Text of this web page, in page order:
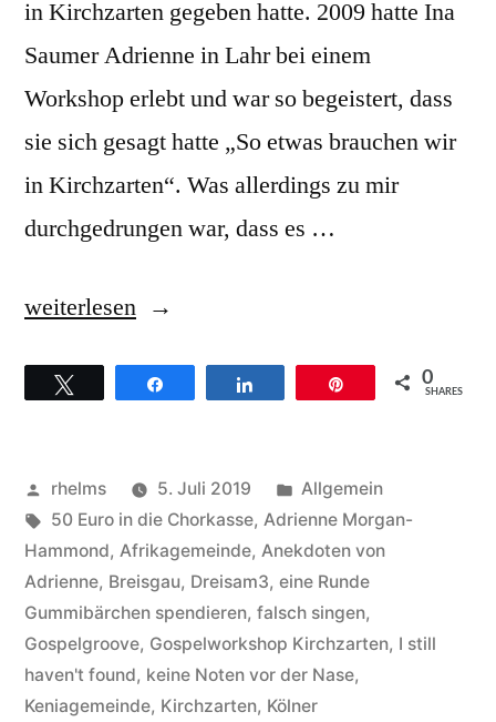
in Kirchzarten gegeben hatte. 2009 hatte Ina
Saumer Adrienne in Lahr bei einem
Workshop erlebt und war so begeistert, dass
sie sich gesagt hatte „So etwas brauchen wir
in Kirchzarten“. Was allerdings zu mir
durchgedrungen war, dass es …
„Aus
wurde
Adrienne
Morgan-
Hammond
weiterhin
im
Breisgau
weiterlesen
0
SHARES
Veröffentlicht
von
rhelms 5. Juli 2019
Veröffentlicht
unter
Allgemein
Schlagwörter:
50 Euro in die Chorkasse, Adrienne Morgan-
Hammond, Afrikagemeinde, Anekdoten von
Adrienne, Breisgau, Dreisam3, eine Runde
Gummibärchen spendieren, falsch singen,
Gospelgroove, Gospelworkshop Kirchzarten, I still
haven't found, keine Noten vor der Nase,
Keniagemeinde, Kirchzarten, Kölner